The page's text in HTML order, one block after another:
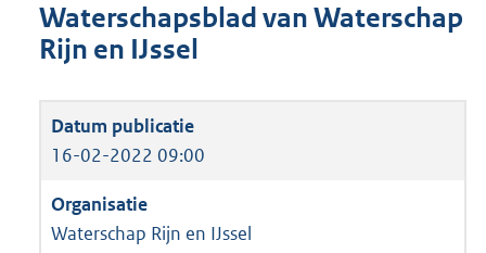
Waterschapsblad van Waterschap
Rijn en IJssel
16-02-2022 09:00
Waterschap Rijn en IJssel